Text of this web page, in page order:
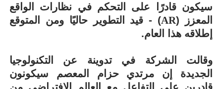
سيكون قادرًا على التحكم في نظارات الواقع
المعزز (AR) - قيد التطوير حاليًا ومن المتوقع
إطلاقه هذا العام.
وقالت الشركة في تدوينة عن التكنولوجيا
الجديدة إن مرتدي حزام المعصم سيكونون